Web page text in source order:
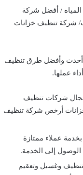
/ أفضل شركة
شركة تنظيف خزانات
أحدث وأفضل طرق تنظيف
عملها.
شركات تنظيف
أرخص شركة تنظيف
عملاء ممتازة
الوصول إلى الخدمة.
وغسيل وتعقيم